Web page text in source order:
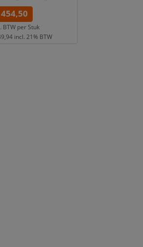
BTW per Stuk
incl. 21% BTW